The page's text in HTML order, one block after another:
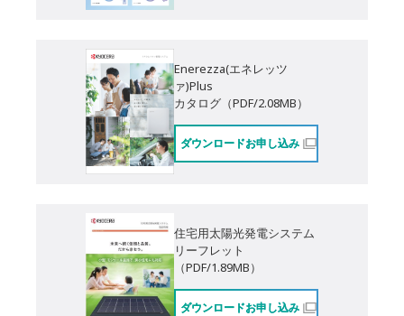
Enerezza(エネレッツ
ァ)Plus
カタログ（PDF/2.08MB）
ダウンロードお申し込み
住宅⽤太陽光発電システム
リーフレット
（PDF/1.89MB）
ダウンロードお申し込み